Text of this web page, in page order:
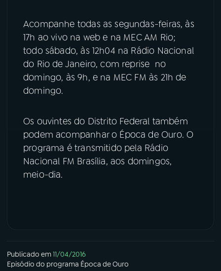
06VIDEOCASTS
07ÚLTIMAS
FESTIVAL DE MÚSICA
ACOMPANHE A RÁDIO NACIONAL
YouTube Facebook
Instagram X
Acompanhe todas as segundas-feiras, às
17h ao vivo na web e na MEC AM Rio;
todo sábado, às 12h04 na Rádio Nacional
do Rio de Janeiro, com reprise no
domingo, às 9h, e na MEC FM às 21h de
domingo.
Os ouvintes do Distrito Federal também
podem acompanhar o Época de Ouro. O
programa é transmitido pela Rádio
Nacional FM Brasília, aos domingos,
meio-dia.
Publicado em11/04/2016
Episódio do programa Época de Ouro